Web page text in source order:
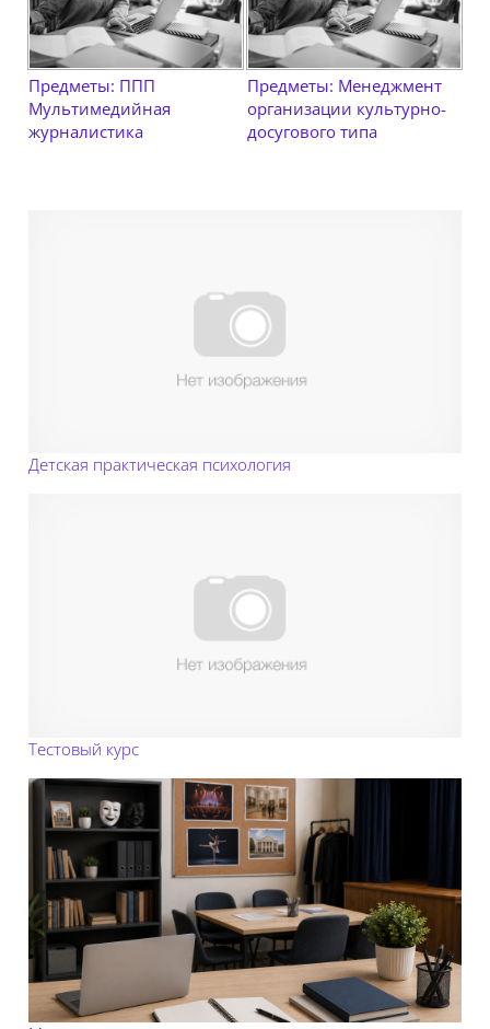
Предметы: ППП
Мультимедийная
журналистика
Предметы: Менеджмент
организации культурно-
досугового типа
Детская практическая психология
Тестовый курс